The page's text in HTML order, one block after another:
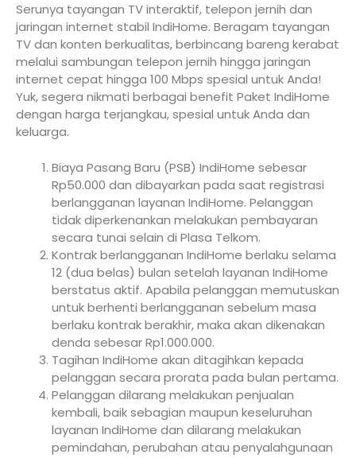
Serunya tayangan TV interaktif, telepon jernih dan
jaringan internet stabil IndiHome. Beragam tayangan
TV dan konten berkualitas, berbincang bareng kerabat
melalui sambungan telepon jernih hingga jaringan
internet cepat hingga 100 Mbps spesial untuk Anda!
Yuk, segera nikmati berbagai benefit Paket IndiHome
dengan harga terjangkau, spesial untuk Anda dan
keluarga.
Biaya Pasang Baru (PSB) IndiHome sebesar
Rp50.000 dan dibayarkan pada saat registrasi
berlangganan layanan IndiHome. Pelanggan
tidak diperkenankan melakukan pembayaran
secara tunai selain di Plasa Telkom.
Kontrak berlangganan IndiHome berlaku selama
12 (dua belas) bulan setelah layanan IndiHome
berstatus aktif. Apabila pelanggan memutuskan
untuk berhenti berlangganan sebelum masa
berlaku kontrak berakhir, maka akan dikenakan
denda sebesar Rp1.000.000.
Tagihan IndiHome akan ditagihkan kepada
pelanggan secara prorata pada bulan pertama.
Pelanggan dilarang melakukan penjualan
kembali, baik sebagian maupun keseluruhan
layanan IndiHome dan dilarang melakukan
pemindahan, perubahan atau penyalahgunaan